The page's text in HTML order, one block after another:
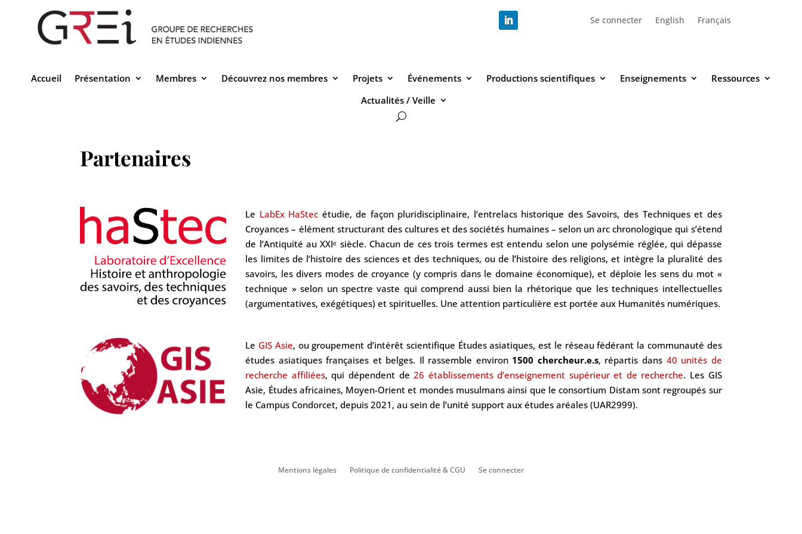
Se connecter English Français
Accueil Présentation Membres Découvrez nos membres Projets Événements Productions scientifiques Enseignements
Ressources
Actualités / Veille
Partenaires
Le LabEx HaStec étudie, de façon pluridisciplinaire, l’entrelacs historique des Savoirs, des Techniques et des
Croyances – élément structurant des cultures et des sociétés humaines – selon un arc chronologique qui s’étend
de l’Antiquité au XXIᵉ siècle. Chacun de ces trois termes est entendu selon une polysémie réglée, qui dépasse
les limites de l’histoire des sciences et des techniques, ou de l’histoire des religions, et intègre la pluralité des
savoirs, les divers modes de croyance (y compris dans le domaine économique), et déploie les sens du mot «
technique » selon un spectre vaste qui comprend aussi bien la rhétorique que les techniques intellectuelles
(argumentatives, exégétiques) et spirituelles. Une attention particulière est portée aux Humanités numériques.
Le GIS Asie, ou groupement d’intérêt scientifique Études asiatiques, est le réseau fédérant la communauté des
études asiatiques françaises et belges. Il rassemble environ 1500 chercheur.e.s, répartis dans 40 unités de
recherche affiliées, qui dépendent de 26 établissements d’enseignement supérieur et de recherche. Les GIS
Asie, Études africaines, Moyen-Orient et mondes musulmans ainsi que le consortium Distam sont regroupés sur
le Campus Condorcet, depuis 2021, au sein de l’unité support aux études aréales (UAR2999).
Mentions légales Politique de confidentialité & CGU Se connecter